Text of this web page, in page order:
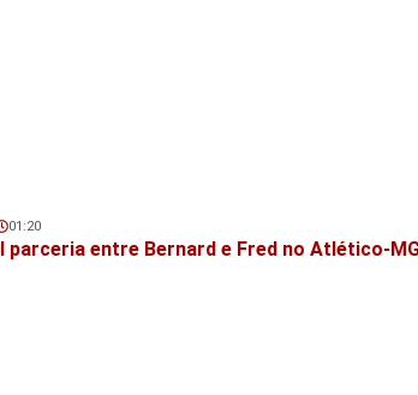
01:20
parceria entre Bernard e Fred no Atlético-